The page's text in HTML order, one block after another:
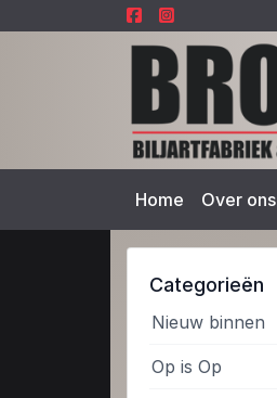
Home Over ons
Categorieën
Nieuw binnen
Op is Op